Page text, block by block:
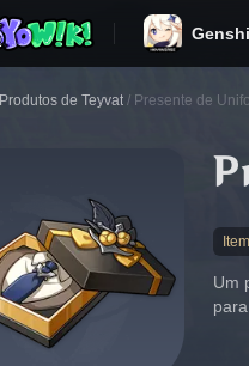
Produtos de Teyvat / Presente de
Um